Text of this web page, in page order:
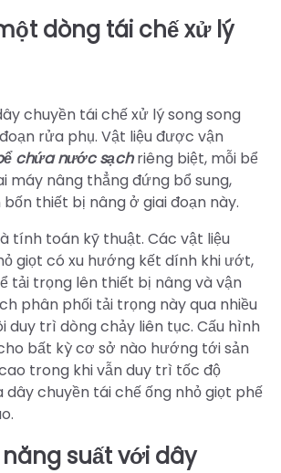
dòng tái chế xử lý
chuyền tái chế xử lý song song
rửa phụ. Vật liệu được vận
chứa nước sạchriêng biệt, mỗi bể
máy nâng thẳng đứng bổ sung,
thiết bị nâng ở giai đoạn này.
tính toán kỹ thuật. Các vật liệu
giọt có xu hướng kết dính khi ướt,
tải trọng lên thiết bị nâng và vận
phân phối tải trọng này qua nhiều
duy trì dòng chảy liên tục. Cấu hình
bất kỳ cơ sở nào hướng tới sản
trong khi vẫn duy trì tốc độ
dây chuyền tái chế ống nhỏ giọt phế
suất với dây